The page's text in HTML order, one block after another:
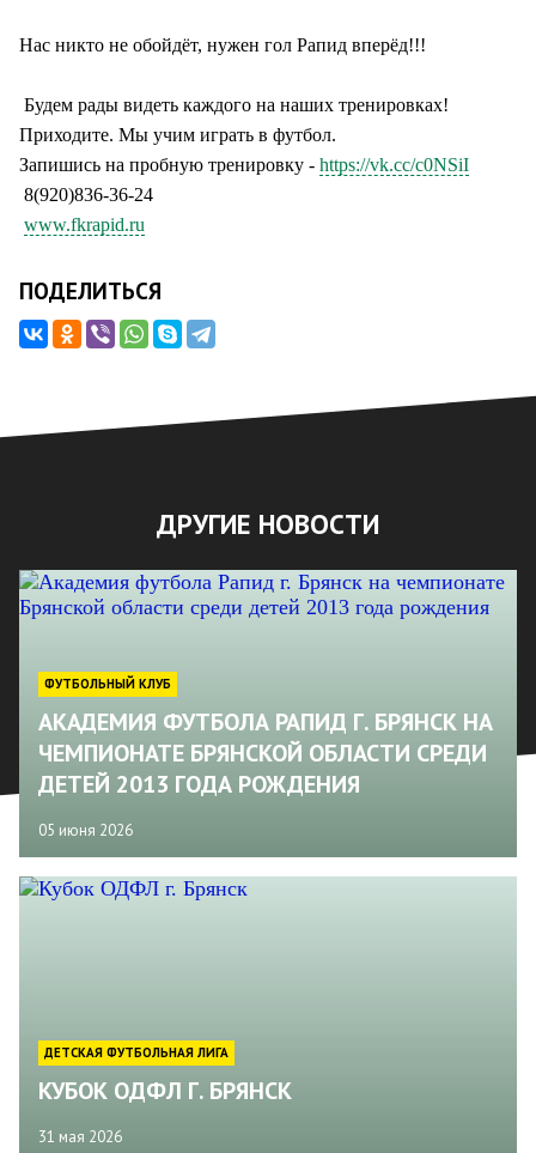
Нас никто не обойдёт, нужен гол Рапид вперёд!!!
Будем рады видеть каждого на наших тренировках!
Приходите. Мы учим играть в футбол.
Запишись на пробную тренировку - https://vk.cc/c0NSiI
8(920)836-36-24
www.fkrapid.ru
ПОДЕЛИТЬСЯ
ДРУГИЕ НОВОСТИ
ФУТБОЛЬНЫЙ КЛУБ
АКАДЕМИЯ ФУТБОЛА РАПИД Г. БРЯНСК НА
ЧЕМПИОНАТЕ БРЯНСКОЙ ОБЛАСТИ СРЕДИ
ДЕТЕЙ 2013 ГОДА РОЖДЕНИЯ
05 июня 2026
ДЕТСКАЯ ФУТБОЛЬНАЯ ЛИГА
КУБОК ОДФЛ Г. БРЯНСК
31 мая 2026